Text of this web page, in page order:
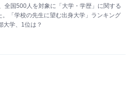
全国500人を対象に「大学・学歴」に関する
「学校の先生に望む出身大学」ランキング
大学、1位は？